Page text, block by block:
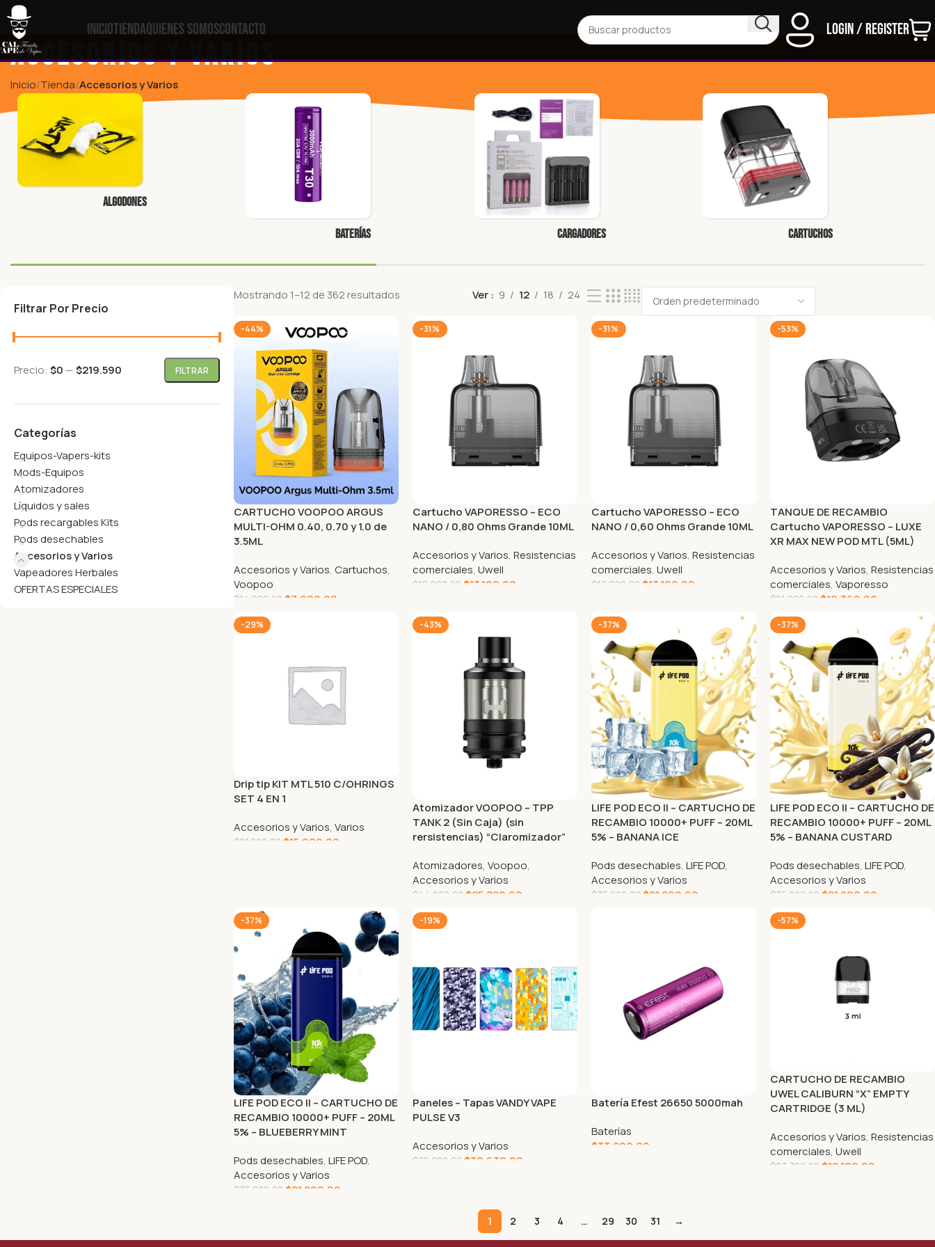
InicioTiendaQuienes SomosContacto Login / Register
Accesorios y Varios
Inicio Tienda Accesorios y Varios
Algodones
Baterías Cargadores Cartuchos
Filtrar Por Precio
FILTRAR
Precio: $0 —$219.590
Categorías
Equipos-Vapers-kits
Mods-Equipos
Atomizadores
Líquidos y sales
Pods recargables Kits
Pods desechables
Accesorios y Varios
Vapeadores Herbales
OFERTAS ESPECIALES
Mostrando 1–12 de 362 resultados Ver 9 12 18 24
-44%
CARTUCHO VOOPOO ARGUS
MULTI-OHM 0.40, 0.70 y 1.0 de
3.5ML
Accesorios y Varios, Cartuchos,
Voopoo
$14.200,00 $7.900,00
AGREGAR AL CARRITO
-31%
Cartucho VAPORESSO – ECO
NANO / 0,80 Ohms Grande 10ML
Accesorios y Varios, Resistencias
comerciales, Uwell
$18.900,00 $13.100,00
-31%
Cartucho VAPORESSO – ECO
NANO / 0,60 Ohms Grande 10ML
Accesorios y Varios, Resistencias
comerciales, Uwell
$18.900,00 $13.100,00
-53%
TANQUE DE RECAMBIO
Cartucho VAPORESSO – LUXE
XR MAX NEW POD MTL (5ML)
Accesorios y Varios, Resistencias
comerciales, Vaporesso
$21.900,00 $10.360,00
AGREGAR AL CARRITO
-29%
Drip tip KIT MTL 510 C/OHRINGS
SET 4 EN 1
Accesorios y Varios, Varios
$21.000,00 $15.000,00
-43%
Atomizador VOOPOO – TPP
TANK 2 (Sin Caja) (sin
rersistencias) “Claromizador”
Atomizadores, Voopoo,
Accesorios y Varios
$44.200,00 $25.220,00
AGREGAR AL CARRITO
-37%
LIFE POD ECO II – CARTUCHO DE
RECAMBIO 10000+ PUFF – 20ML
5% – BANANA ICE
Pods desechables, LIFE POD,
Accesorios y Varios
$35.000,00 $21.890,00
-37%
LIFE POD ECO II – CARTUCHO DE
RECAMBIO 10000+ PUFF – 20ML
5% – BANANA CUSTARD
Pods desechables, LIFE POD,
Accesorios y Varios
$35.000,00 $21.890,00
AGREGAR AL CARRITO
-37%
LIFE POD ECO II – CARTUCHO DE
RECAMBIO 10000+ PUFF – 20ML
5% – BLUEBERRY MINT
Pods desechables, LIFE POD,
Accesorios y Varios
$35.000,00 $21.890,00
-19%
Paneles – Tapas VANDY VAPE
PULSE V3
Accesorios y Varios
$38.000,00 $30.630,00
Batería Efest 26650 5000mah
Baterías
$33.800,00
-57%
CARTUCHO DE RECAMBIO
UWEL CALIBURN “X” EMPTY
CARTRIDGE (3 ML)
Accesorios y Varios, Resistencias
comerciales, Uwell
$23.700,00 $10.100,00
1 2 3 4 … 29 30 31 →